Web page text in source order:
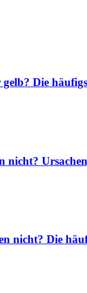
Die
nicht?
nicht? Die